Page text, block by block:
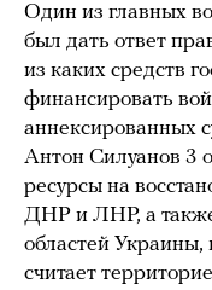
Один из главных
был дать ответ
из каких средств
финансировать
аннексированных
Антон Силуанов 3
ресурсы на
ДНР и ЛНР, а
областей
считает